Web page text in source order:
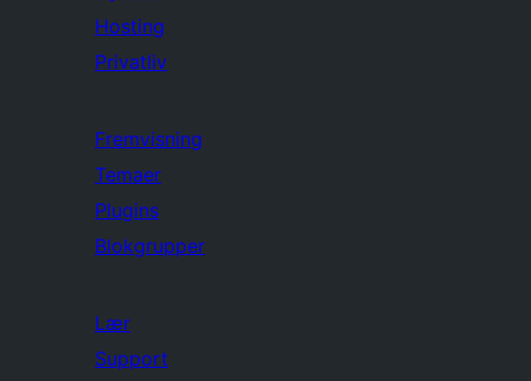
Hosting
Privatliv
Fremvisning
Temaer
Plugins
Blokgrupper
Lær
Support